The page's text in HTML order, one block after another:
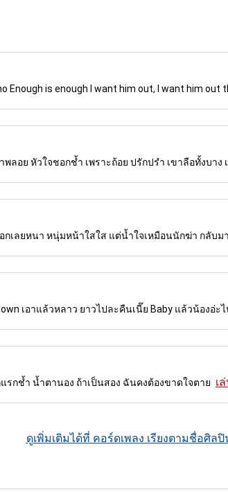
Enough is enough I want him out, I want him out
ลอย หัวใจชอกช้ำ เพราะถ้อย ปรักปรำ เขาลือทั้งบาง
ลยหนา หนุ่มหน้าใสใส แต่น้ำใจเหมือนนักฆ่า กลับมา
เอาแล้วหลาว ยาวไปละคืนเนี๊ย Baby แล้วน้องอ่ะ
รกช้ำ น้ำตานอง ถ้าเป็นสอง ฉันคงต้องขาดใจตาย เ
ดูเพิ่มเติมได้ที่ คอร์ดเพลง เรียงตามชื่อศิลปิ